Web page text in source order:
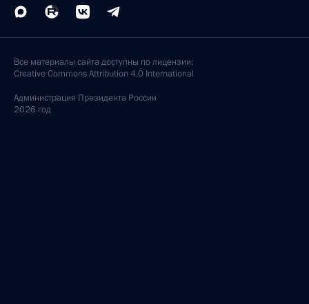
Все материалы сайта доступны по лицензии:
Creative Commons Attribution 4.0 International
Администрация Президента России
2026 год